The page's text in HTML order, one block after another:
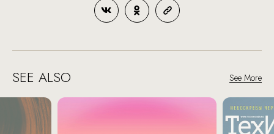
SEE ALSO See More